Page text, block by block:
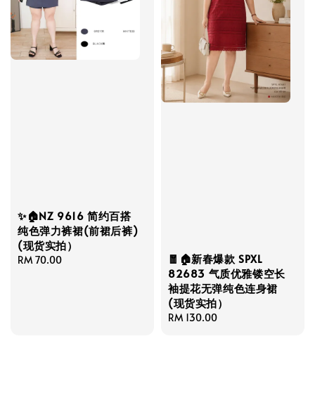
✨🏠NZ 9616 简约百搭
纯色弹力裤裙(前裙后裤)
(现货实拍）
Regular
RM 70.00
🧧🏠新春爆款 SPXL
82683 气质优雅镂空长
袖提花无弹纯色连身裙
(现货实拍）
Regular
RM 130.00